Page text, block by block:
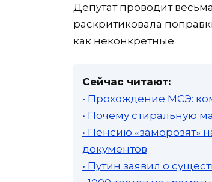
Депутат проводит
раскритиковала
как неконкретные.
Сейчас читают:
• Прохождение МСЭ:
• Почему стиральную
• Пенсию «заморозят»
документов
• Путин заявил о